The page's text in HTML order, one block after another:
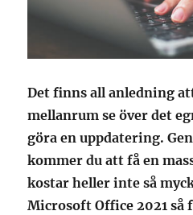
Det finns all anledning
mellanrum se över det
göra en uppdatering.
kommer du att få en
kostar heller inte så
Microsoft Office 2021 så